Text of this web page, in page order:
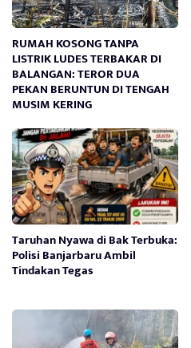
RUMAH KOSONG TANPA
LISTRIK LUDES TERBAKAR DI
BALANGAN: TEROR DUA
PEKAN BERUNTUN DI TENGAH
MUSIM KERING
Taruhan Nyawa di Bak Terbuka:
Polisi Banjarbaru Ambil
Tindakan Tegas